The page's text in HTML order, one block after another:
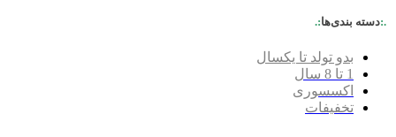
.:دسته بندی‌ها:.
بدو تولد تا یکسال
1 تا 8 سال
اکسسوری
تخفیفات